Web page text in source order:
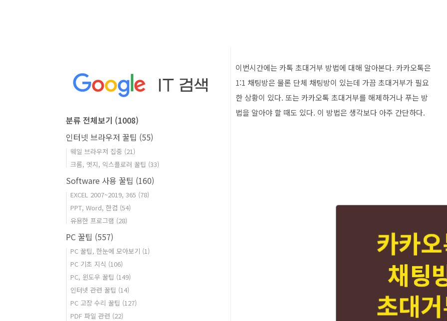
이번시간에는 카톡 초대거부 방법에 대해 알아본다. 카카오톡은
1:1 채팅방은 물론 단체 채팅방이 있는데 가끔 초대거부가 필요
한 상황이 있다. 또는 카카오톡 초대거부를 해제하거나 푸는 방
법을 알아야 할 때도 있다. 이 방법은 생각보다 아주 간단하다.
분류 전체보기 (1008)
인터넷 브라우저 꿀팁 (55)
웨일 브라우저 집중 (21)
크롬, 엣지, 익스플로러 꿀팁 (33)
Software 사용 꿀팁 (160)
EXCEL 2007~2019, 365 (78)
PPT, Word, 한컴 (54)
유용한 프로그램 (28)
PC 꿀팁 (557)
PC 꿀팁, 한눈에 모아보기 (1)
PC 기초 지식 (106)
PC, 윈도우 꿀팁 (149)
인터넷 관련 꿀팁 (14)
PC 고장 수리 꿀팁 (127)
PDF 파일 관련 (22)